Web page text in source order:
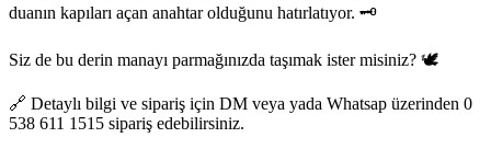
duanın kapıları açan anahtar olduğunu hatırlatıyor. 🗝️
Siz de bu derin manayı parmağınızda taşımak ister misiniz? 🕊️
🔗 Detaylı bilgi ve sipariş için DM veya yada Whatsap üzerinden 0
538 611 1515 sipariş edebilirsiniz.